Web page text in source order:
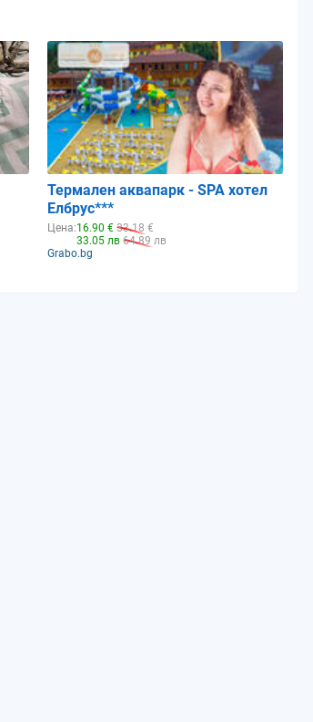
0.96 1
Термален аквапарк - SPA хотел
Елбрус***
Цена:16.90 € 33.18 €
33.05 лв 64.89 лв
Grabo.bg